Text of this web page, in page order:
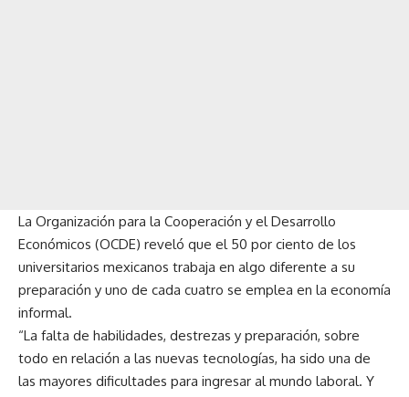
La Organización para la Cooperación y el Desarrollo
Económicos (OCDE) reveló que el 50 por ciento de los
universitarios mexicanos trabaja en algo diferente a su
preparación y uno de cada cuatro se emplea en la economía
informal.
“La falta de habilidades, destrezas y preparación, sobre
todo en relación a las nuevas tecnologías, ha sido una de
las mayores dificultades para ingresar al mundo laboral. Y